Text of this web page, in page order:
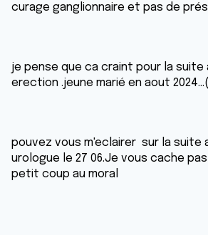
curage ganglionnaire et pas de
je pense que ca craint pour la suite
erection .jeune marié en aout
pouvez vous m'eclairer sur la suite
urologue le 27 06.Je vous cache
petit coup au moral